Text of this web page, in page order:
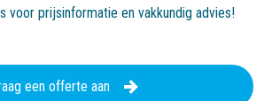
voor prijsinformatie en vakkundig advies!
een offerte aan